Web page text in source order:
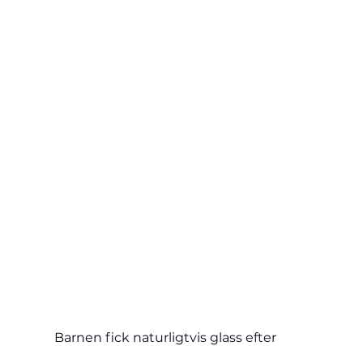
Barnen fick naturligtvis glass efter